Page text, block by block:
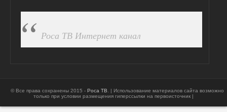
ПОДПИСАТЬСЯ НА FB
Роса ТВ Интернет канал
© Все права сохранены 2015 - Роса ТВ . | Использование материалов сайта возможно
только при условии размещения гиперссылки на первоисточник |